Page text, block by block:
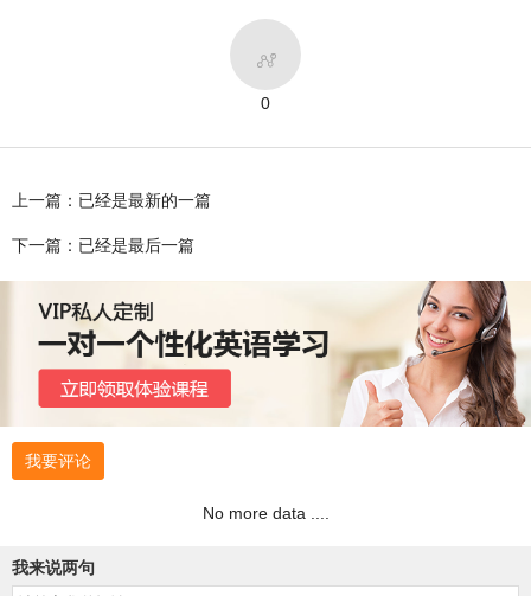

0
上一篇：已经是最新的一篇
下一篇：已经是最后一篇
我要评论
No more data ....
我来说两句